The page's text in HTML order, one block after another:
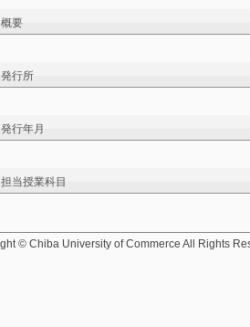
概要
発行所
発行年月
担当授業科目